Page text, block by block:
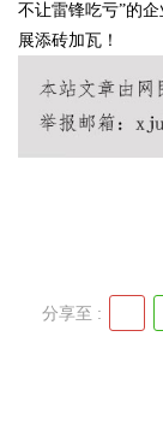
不让雷锋吃亏”的
展添砖加瓦！
分享至 :